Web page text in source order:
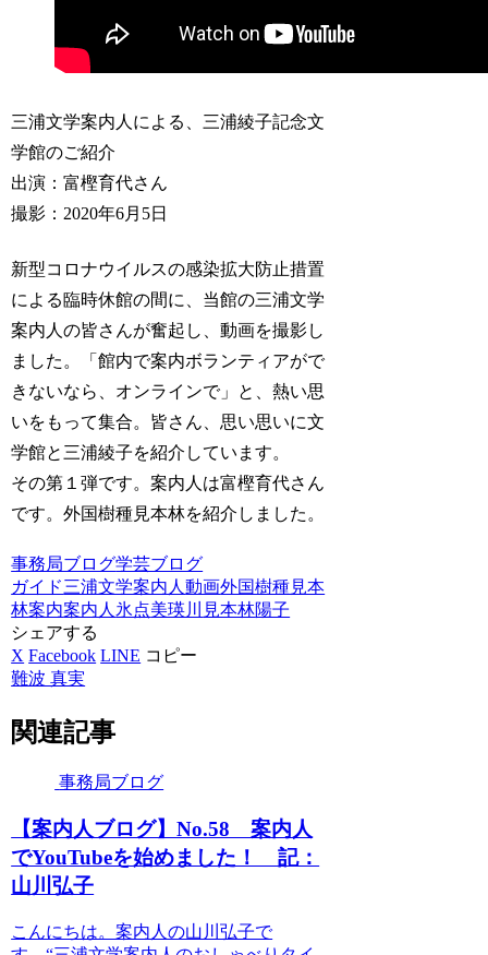
三浦文学案内人による、三浦綾子記念文
学館のご紹介
出演：富樫育代さん
撮影：2020年6月5日
新型コロナウイルスの感染拡大防止措置
による臨時休館の間に、当館の三浦文学
案内人の皆さんが奮起し、動画を撮影し
ました。「館内で案内ボランティアがで
きないなら、オンラインで」と、熱い思
いをもって集合。皆さん、思い思いに文
学館と三浦綾子を紹介しています。
その第１弾です。案内人は富樫育代さん
です。外国樹種見本林を紹介しました。
事務局ブログ学芸ブログ
ガイド三浦文学案内人動画外国樹種見本
林案内案内人 氷点美瑛川 見本林陽子
シェアする
X Facebook LINE コピー
難波 真実
関連記事
事務局ブログ
【案内人ブログ】No.58 案内人
でYouTubeを始めました！ 記：
山川弘子
こんにちは。案内人の山川弘子で